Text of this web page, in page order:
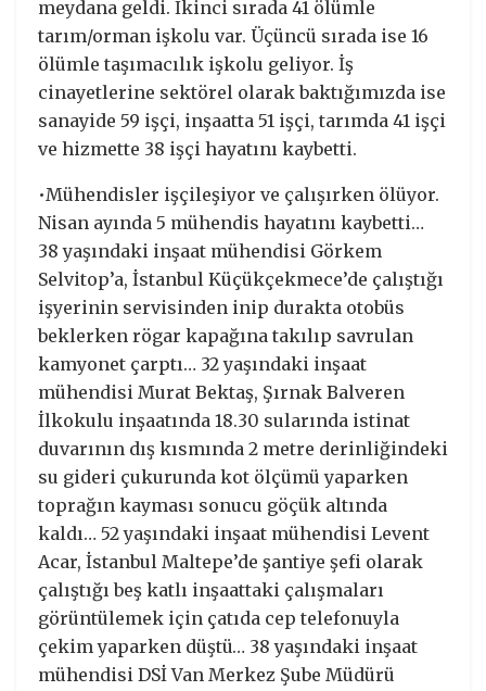
meydana geldi. İkinci sırada 41 ölümle
tarım/orman işkolu var. Üçüncü sırada ise 16
ölümle taşımacılık işkolu geliyor. İş
cinayetlerine sektörel olarak baktığımızda ise
sanayide 59 işçi, inşaatta 51 işçi, tarımda 41 işçi
ve hizmette 38 işçi hayatını kaybetti.
•Mühendisler işçileşiyor ve çalışırken ölüyor.
Nisan ayında 5 mühendis hayatını kaybetti…
38 yaşındaki inşaat mühendisi Görkem
Selvitop’a, İstanbul Küçükçekmece’de çalıştığı
işyerinin servisinden inip durakta otobüs
beklerken rögar kapağına takılıp savrulan
kamyonet çarptı… 32 yaşındaki inşaat
mühendisi Murat Bektaş, Şırnak Balveren
İlkokulu inşaatında 18.30 sularında istinat
duvarının dış kısmında 2 metre derinliğindeki
su gideri çukurunda kot ölçümü yaparken
toprağın kayması sonucu göçük altında
kaldı… 52 yaşındaki inşaat mühendisi Levent
Acar, İstanbul Maltepe’de şantiye şefi olarak
çalıştığı beş katlı inşaattaki çalışmaları
görüntülemek için çatıda cep telefonuyla
çekim yaparken düştü… 38 yaşındaki inşaat
mühendisi DSİ Van Merkez Şube Müdürü